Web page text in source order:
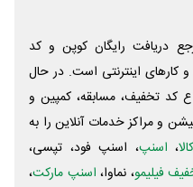
دریافت رایگان کوپن و کد
اینترنتی است. در حال
کد تخفیف، مسابقه، کمپین و
و مراکز خدمات آنلاین را به
، اسنپ، اسنپ فود، تپسی،
فیلیمو، نماوا، اسنپ مارکت،